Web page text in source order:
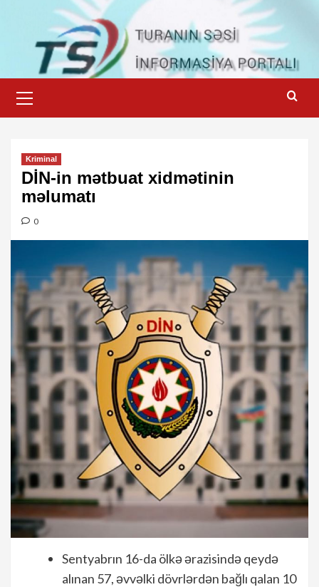
content
Menu
Kriminal
DİN-in mətbuat xidmətinin
məlumatı
0
Sentyabrın 16-da ölkə ərazisində qeydə
alınan 57, əvvəlki dövrlərdən bağlı qalan 10